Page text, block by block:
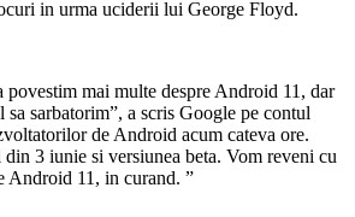
in urma uciderii lui George Floyd.
povestim mai multe despre Android 11, dar
sa sarbatorim”, a scris Google pe contul
de Android acum cateva ore.
3 iunie si versiunea beta. Vom reveni cu
Android 11, in curand. ”